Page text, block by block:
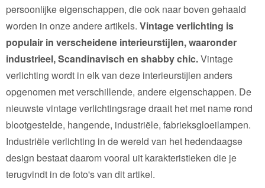
persoonlijke eigenschappen, die ook naar boven gehaald
worden in onze andere artikels. Vintage verlichting is
populair in verscheidene interieurstijlen, waaronder
industrieel, Scandinavisch en shabby chic.Vintage
verlichting wordt in elk van deze interieurstijlen anders
opgenomen met verschillende, andere eigenschappen. De
nieuwste vintage verlichtingsrage draait het met name rond
blootgestelde, hangende, industriële, fabrieksgloeilampen.
Industriële verlichting in de wereld van het hedendaagse
design bestaat daarom vooral uit karakteristieken die je
terugvindt in de foto's van dit artikel.